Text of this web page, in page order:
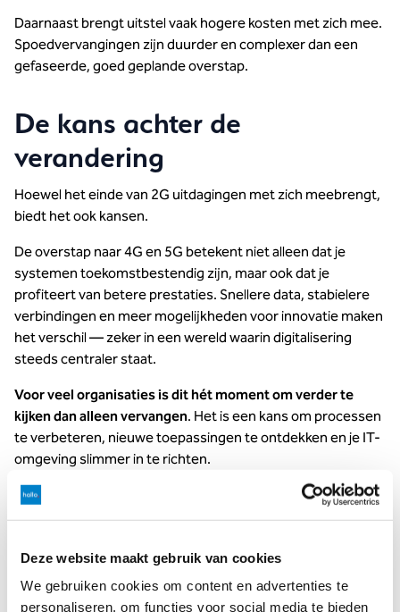
Deze website maakt gebruik van cookies
We gebruiken cookies om content en advertenties te
personaliseren, om functies voor social media te bieden
Daarnaast brengt uitstel vaak hogere kosten met zich mee.
Spoedvervangingen zijn duurder en complexer dan een
gefaseerde, goed geplande overstap.
De kans achter de
verandering
Hoewel het einde van 2G uitdagingen met zich meebrengt,
biedt het ook kansen.
De overstap naar 4G en 5G betekent niet alleen dat je
systemen toekomstbestendig zijn, maar ook dat je
profiteert van betere prestaties. Snellere data, stabielere
verbindingen en meer mogelijkheden voor innovatie maken
het verschil — zeker in een wereld waarin digitalisering
steeds centraler staat.
Voor veel organisaties is dit hét moment om verder te
kijken dan alleen vervangen. Het is een kans om processen
te verbeteren, nieuwe toepassingen te ontdekken en je IT-
omgeving slimmer in te richten.
Hoe bereid je je voor op het
einde van 2G?
Goed voorbereid zijn begint met inzicht. Welke apparaten